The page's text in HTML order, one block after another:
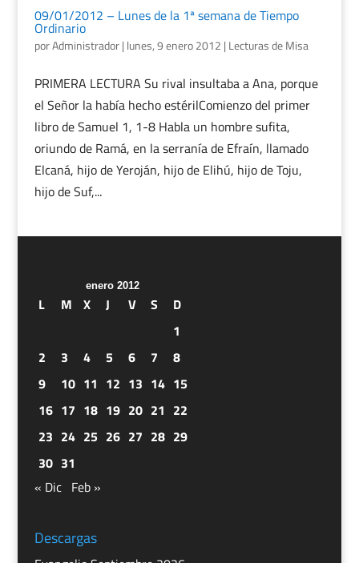
09/01/2012 – Lunes de la 1ª semana de Tiempo
Ordinario
porAdministrador| lunes, 9 enero 2012 | Lecturas de Misa
PRIMERA LECTURA Su rival insultaba a Ana, porque
el Señor la había hecho estérilComienzo del primer
libro de Samuel 1, 1-8 Habla un hombre sufita,
oriundo de Ramá, en la serranía de Efraín, llamado
Elcaná, hijo de Yeroján, hijo de Elihú, hijo de Toju,
hijo de Suf,...
enero 2012
L M X J V S
D
1
2
3 4 5 6 7
8
9
10 11 12 13 14 15
16 17 18 19 20 21 22
23 24 25 26 27 28 29
30 31
« Dic Feb »
Descargas